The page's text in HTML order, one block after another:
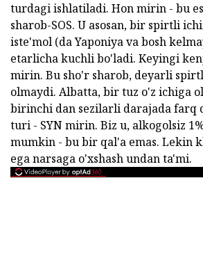
turdagi ishlatiladi. Hon mirin - bu
sharob-SOS. U asosan, bir spirtli
iste'mol (da Yaponiya va bosh
etarlicha kuchli bo'ladi. Keyingi
mirin. Bu sho'r sharob, deyarli
olmaydi. Albatta, bir tuz o'z ichiga
birinchi dan sezilarli darajada farq
turi - SYN mirin. Biz u, alkogolsiz
mumkin - bu bir qal'a emas. Lekin
ega narsaga o'xshash undan ta'mi.